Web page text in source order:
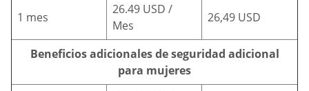
1 mes
26.49 USD /
Mes
26,49 USD
Beneficios adicionales de seguridad adicional
para mujeres